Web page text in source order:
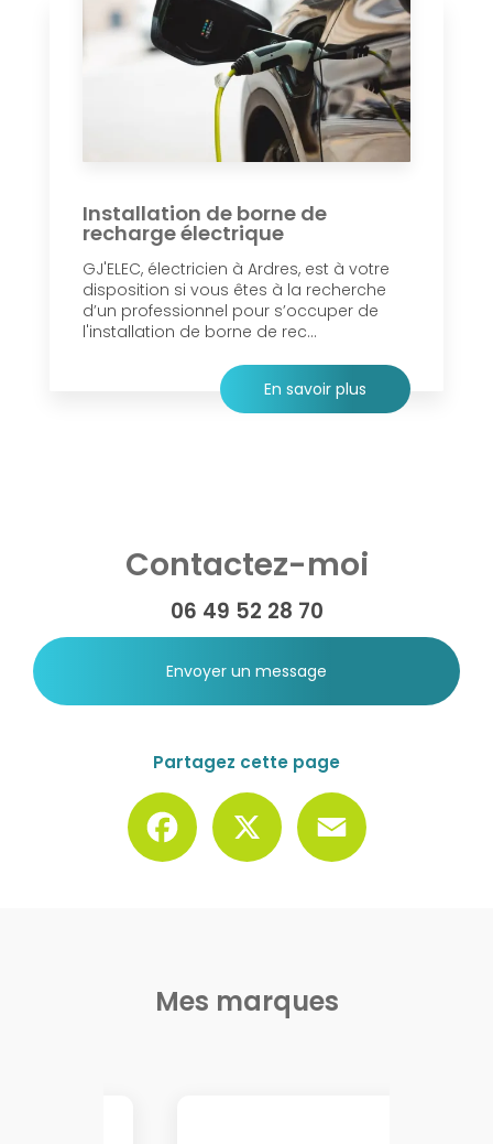
Installation de borne de
recharge électrique
GJ'ELEC, électricien à Ardres, est à votre
disposition si vous êtes à la recherche
d’un professionnel pour s’occuper de
l'installation de borne de rec...
En savoir plus
Contactez-moi
06 49 52 28 70
Envoyer un message
Partagez cette page
Facebook
Mes marques